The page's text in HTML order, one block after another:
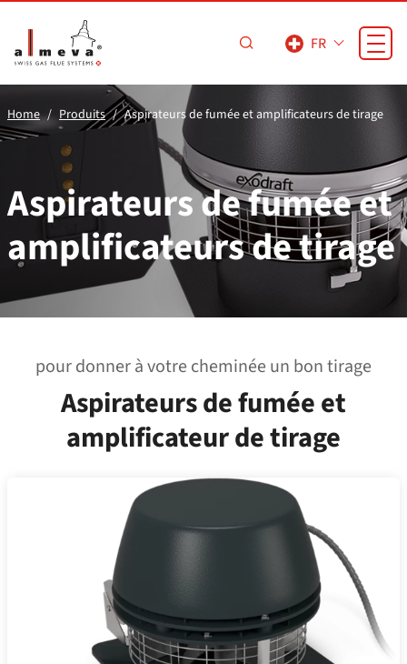
FR
Home Produits Aspirateurs de fumée et amplificateurs de tirage
Aspirateurs de fumée et
amplificateurs de tirage
pour donner à votre cheminée un bon tirage
Aspirateurs de fumée et
amplificateur de tirage